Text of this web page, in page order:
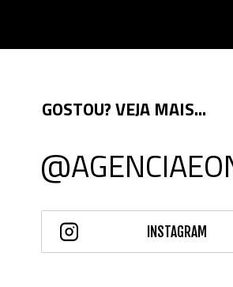
GOSTOU? VEJA MAIS...
INSTAGRAM